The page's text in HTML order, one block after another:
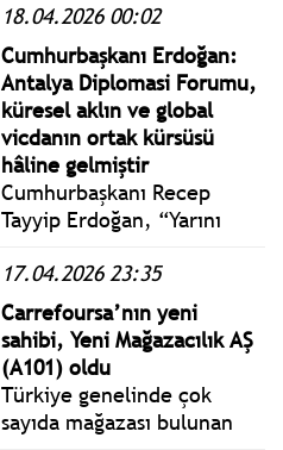
Cumartesi yönetmelik,
genelge ve tebliğler
takip edebilirsiniz.
18.04.2026 00:02
Cumhurbaşkanı Erdoğan:
Antalya Diplomasi Forumu,
küresel aklın ve global
vicdanın ortak kürsüsü
hâline gelmiştir
Cumhurbaşkanı Recep
Tayyip Erdoğan, “Yarını
Baş Etmek” ana temasıyla
NEST Kongre Merkezi’nde
düzenlenen 5. Antalya
Diplomasi Forumu’nun
açılışında bir konuşma
yaptı.
17.04.2026 23:35
Carrefoursa’nın yeni
sahibi, Yeni Mağazacılık AŞ
(A101) oldu
Türkiye genelinde çok
sayıda mağazası bulunan